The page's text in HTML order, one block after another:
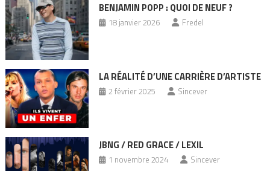
BENJAMIN POPP : QUOI DE NEUF ?
18 janvier 2026 Fredel
LA RÉALITÉ D’UNE CARRIÈRE D’ARTISTE
2 février 2025 Sincever
JBNG / RED GRACE / LEXIL
1 novembre 2024 Sincever